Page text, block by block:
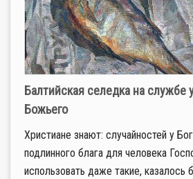
Балтийская селедка на службе
Божьего
Христиане знают: случайностей у
подлинного блага для человека
использовать даже такие, казалось